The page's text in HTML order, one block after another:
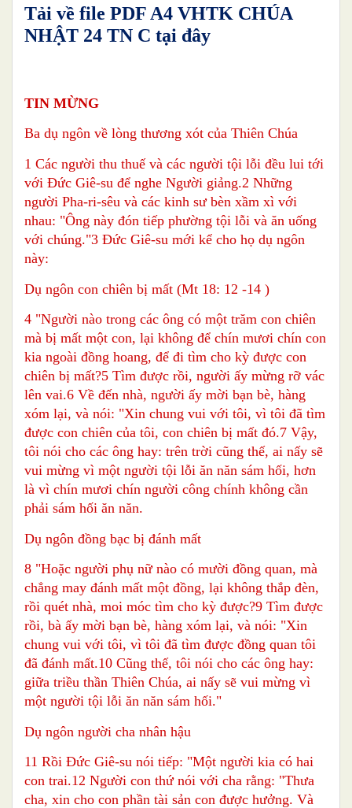
Tải về file PDF A4 VHTK CHÚA
NHẬT 24 TN C tại đây
TIN MỪNG
Ba dụ ngôn về lòng thương xót của Thiên Chúa
1 Các người thu thuế và các người tội lỗi đều lui tới
với Đức Giê-su để nghe Người giảng.2 Những
người Pha-ri-sêu và các kinh sư bèn xầm xì với
nhau: "Ông này đón tiếp phường tội lỗi và ăn uống
với chúng."3 Đức Giê-su mới kể cho họ dụ ngôn
này:
Dụ ngôn con chiên bị mất (Mt 18: 12 -14 )
4 "Người nào trong các ông có một trăm con chiên
mà bị mất một con, lại không để chín mươi chín con
kia ngoài đồng hoang, để đi tìm cho kỳ được con
chiên bị mất?5 Tìm được rồi, người ấy mừng rỡ vác
lên vai.6 Về đến nhà, người ấy mời bạn bè, hàng
xóm lại, và nói: "Xin chung vui với tôi, vì tôi đã tìm
được con chiên của tôi, con chiên bị mất đó.7 Vậy,
tôi nói cho các ông hay: trên trời cũng thế, ai nấy sẽ
vui mừng vì một người tội lỗi ăn năn sám hối, hơn
là vì chín mươi chín người công chính không cần
phải sám hối ăn năn.
Dụ ngôn đồng bạc bị đánh mất
8 "Hoặc người phụ nữ nào có mười đồng quan, mà
chẳng may đánh mất một đồng, lại không thắp đèn,
rồi quét nhà, moi móc tìm cho kỳ được?9 Tìm được
rồi, bà ấy mời bạn bè, hàng xóm lại, và nói: "Xin
chung vui với tôi, vì tôi đã tìm được đồng quan tôi
đã đánh mất.10 Cũng thế, tôi nói cho các ông hay:
giữa triều thần Thiên Chúa, ai nấy sẽ vui mừng vì
một người tội lỗi ăn năn sám hối."
Dụ ngôn người cha nhân hậu
11 Rồi Đức Giê-su nói tiếp: "Một người kia có hai
con trai.12 Người con thứ nói với cha rằng: "Thưa
cha, xin cho con phần tài sản con được hưởng. Và